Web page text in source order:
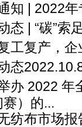
知 | 2022
态 | “碳”
工复产，
态
办 2022 年
）的...
纺布市场报